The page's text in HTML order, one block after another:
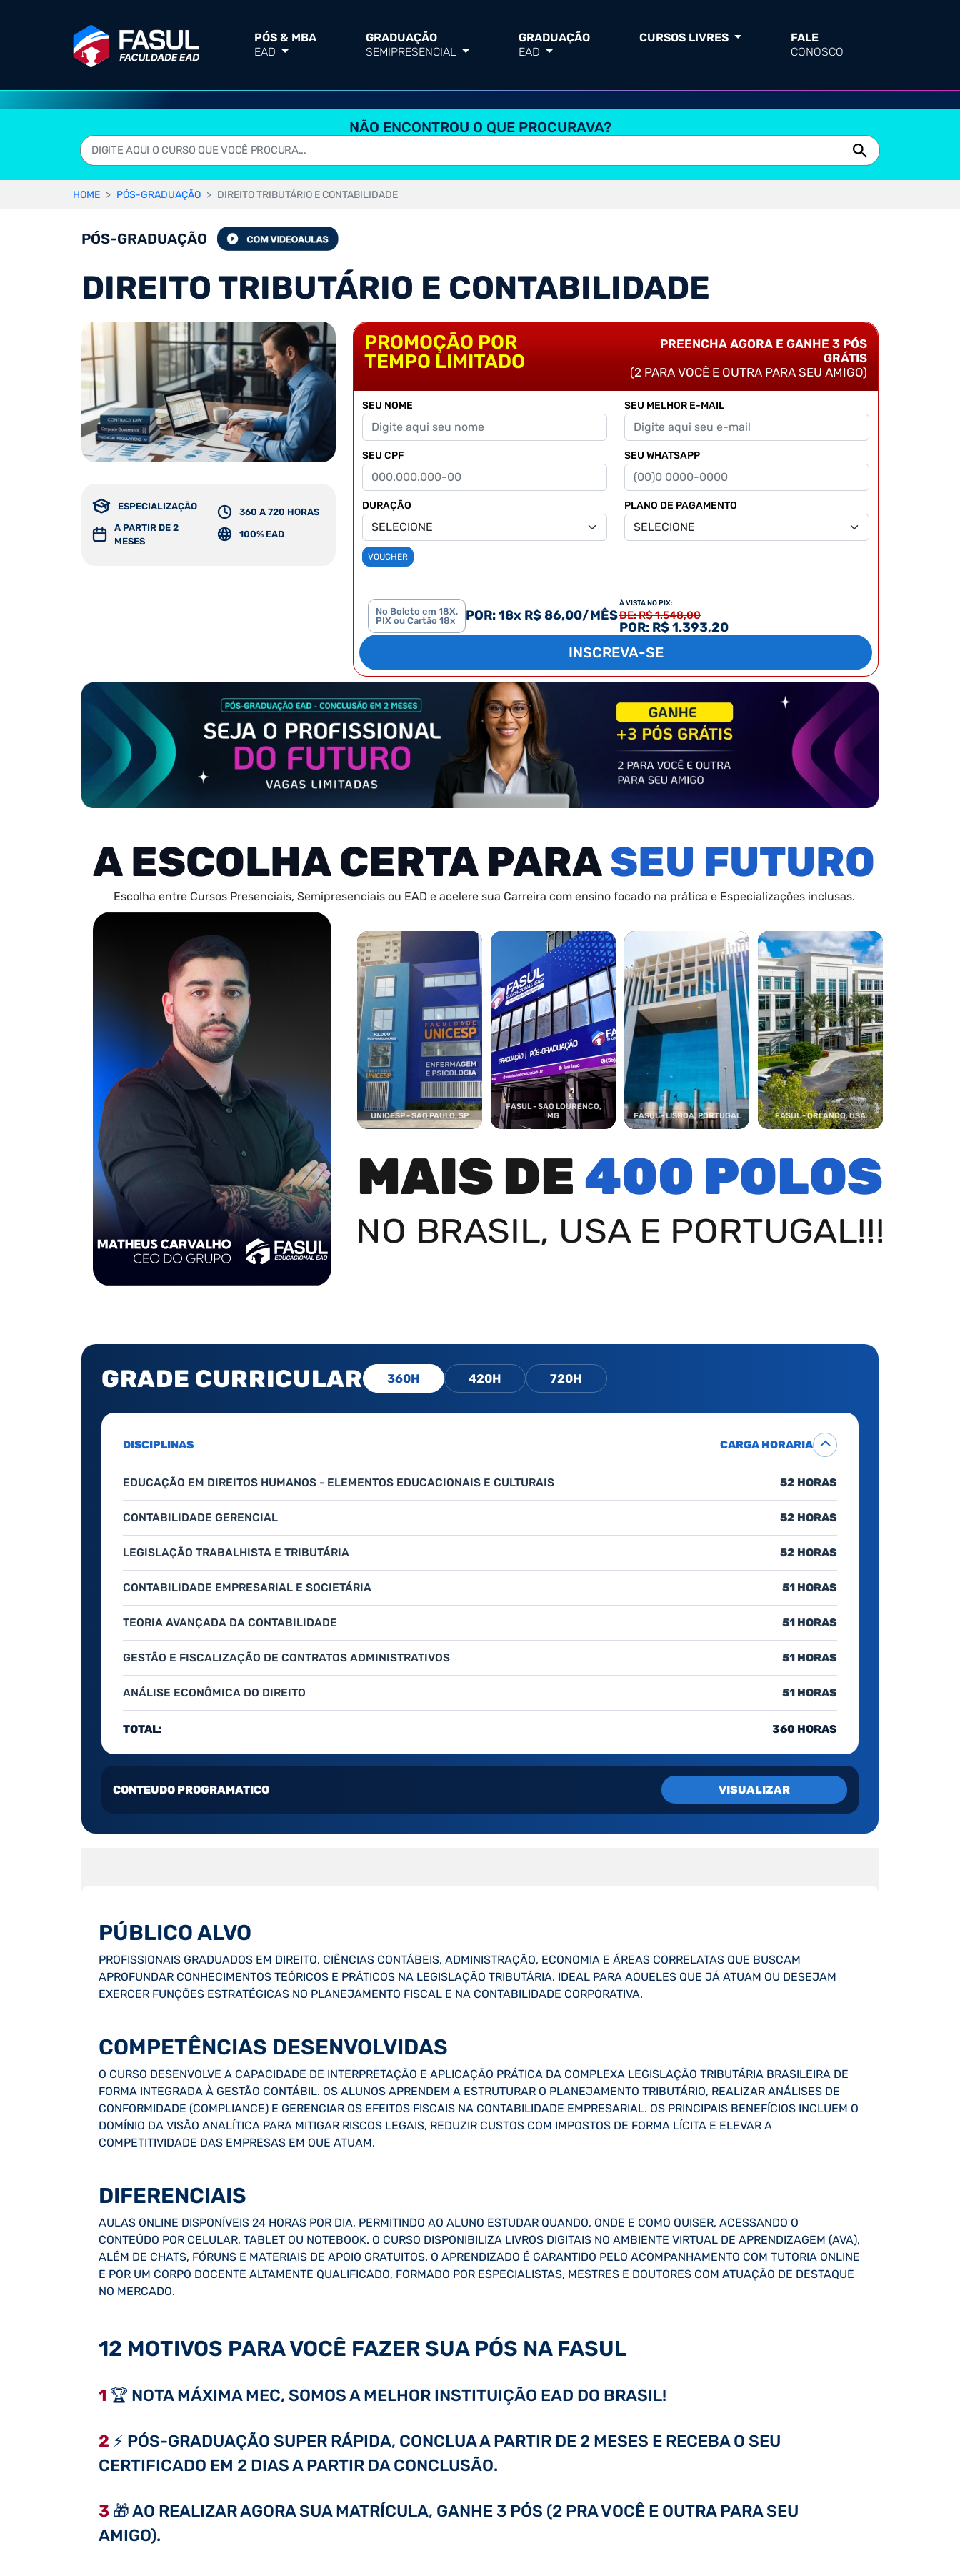
PÓS & MBA
EAD
GRADUAÇÃO
SEMIPRESENCIAL
GRADUAÇÃO
EAD
CURSOS LIVRES
FALE
CONOSCO
NÃO ENCONTROU O QUE PROCURAVA?
HOME PÓS-GRADUAÇÃO DIREITO TRIBUTÁRIO E CONTABILIDADE
PÓS-GRADUAÇÃO
DIREITO TRIBUTÁRIO E CONTABILIDADE
ESPECIALIZAÇÃO
A PARTIR DE 2
MESES
360 A 720 HORAS
100% EAD
PROMOÇÃO POR
TEMPO LIMITADO
PREENCHA AGORA E GANHE 3 PÓS
GRÁTIS
(2 PARA VOCÊ E OUTRA PARA SEU AMIGO)
SEU NOME
SEU CPF
SEU MELHOR E-MAIL
SEU WHATSAPP
DURAÇÃO PLANO DE PAGAMENTO
VOUCHER
No Boleto em 18X,
PIX ou Cartão 18x
POR: 18x R$ 86,00/MÊS
À VISTA NO PIX:
DE: R$ 1.548,00
POR: R$ 1.393,20
INSCREVA-SE
A ESCOLHA CERTA PARASEU FUTURO
Escolha entre Cursos Presenciais, Semipresenciais ou EAD e acelere sua Carreira com ensino focado na prática e Especializações inclusas.
UNICESP - SAO PAULO, SP
FASUL - SAO LOURENCO,
MG
FASUL - LISBOA, PORTUGAL FASUL - ORLANDO, USA
MAIS DE 400 POLOS
NO BRASIL, USA E PORTUGAL!!!
GRADE CURRICULAR 360H 420H 720H
DISCIPLINAS CARGA HORARIA
EDUCAÇÃO EM DIREITOS HUMANOS - ELEMENTOS EDUCACIONAIS E CULTURAIS 52 HORAS
CONTABILIDADE GERENCIAL 52 HORAS
LEGISLAÇÃO TRABALHISTA E TRIBUTÁRIA 52 HORAS
CONTABILIDADE EMPRESARIAL E SOCIETÁRIA 51 HORAS
TEORIA AVANÇADA DA CONTABILIDADE 51 HORAS
GESTÃO E FISCALIZAÇÃO DE CONTRATOS ADMINISTRATIVOS 51 HORAS
ANÁLISE ECONÔMICA DO DIREITO 51 HORAS
TOTAL: 360 HORAS
CONTEUDO PROGRAMATICO VISUALIZAR
PÚBLICO ALVO
PROFISSIONAIS GRADUADOS EM DIREITO, CIÊNCIAS CONTÁBEIS, ADMINISTRAÇÃO, ECONOMIA E ÁREAS CORRELATAS QUE BUSCAM
APROFUNDAR CONHECIMENTOS TEÓRICOS E PRÁTICOS NA LEGISLAÇÃO TRIBUTÁRIA. IDEAL PARA AQUELES QUE JÁ ATUAM OU DESEJAM
EXERCER FUNÇÕES ESTRATÉGICAS NO PLANEJAMENTO FISCAL E NA CONTABILIDADE CORPORATIVA.
COMPETÊNCIAS DESENVOLVIDAS
O CURSO DESENVOLVE A CAPACIDADE DE INTERPRETAÇÃO E APLICAÇÃO PRÁTICA DA COMPLEXA LEGISLAÇÃO TRIBUTÁRIA BRASILEIRA DE
FORMA INTEGRADA À GESTÃO CONTÁBIL. OS ALUNOS APRENDEM A ESTRUTURAR O PLANEJAMENTO TRIBUTÁRIO, REALIZAR ANÁLISES DE
CONFORMIDADE (COMPLIANCE) E GERENCIAR OS EFEITOS FISCAIS NA CONTABILIDADE EMPRESARIAL. OS PRINCIPAIS BENEFÍCIOS INCLUEM O
DOMÍNIO DA VISÃO ANALÍTICA PARA MITIGAR RISCOS LEGAIS, REDUZIR CUSTOS COM IMPOSTOS DE FORMA LÍCITA E ELEVAR A
COMPETITIVIDADE DAS EMPRESAS EM QUE ATUAM.
DIFERENCIAIS
AULAS ONLINE DISPONÍVEIS 24 HORAS POR DIA, PERMITINDO AO ALUNO ESTUDAR QUANDO, ONDE E COMO QUISER, ACESSANDO O
CONTEÚDO POR CELULAR, TABLET OU NOTEBOOK. O CURSO DISPONIBILIZA LIVROS DIGITAIS NO AMBIENTE VIRTUAL DE APRENDIZAGEM (AVA),
ALÉM DE CHATS, FÓRUNS E MATERIAIS DE APOIO GRATUITOS. O APRENDIZADO É GARANTIDO PELO ACOMPANHAMENTO COM TUTORIA ONLINE
E POR UM CORPO DOCENTE ALTAMENTE QUALIFICADO, FORMADO POR ESPECIALISTAS, MESTRES E DOUTORES COM ATUAÇÃO DE DESTAQUE
NO MERCADO.
12 MOTIVOS PARA VOCÊ FAZER SUA PÓS NA FASUL
1 🏆 NOTA MÁXIMA MEC, SOMOS A MELHOR INSTITUIÇÃO EAD DO BRASIL!
2 ⚡ PÓS-GRADUAÇÃO SUPER RÁPIDA, CONCLUA A PARTIR DE 2 MESES E RECEBA O SEU
CERTIFICADO EM 2 DIAS A PARTIR DA CONCLUSÃO.
3 🎁 AO REALIZAR AGORA SUA MATRÍCULA, GANHE 3 PÓS (2 PRA VOCÊ E OUTRA PARA SEU
AMIGO).